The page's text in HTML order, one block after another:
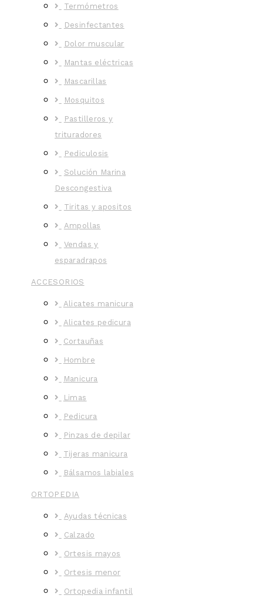
Termómetros
Desinfectantes
Dolor muscular
Mantas eléctricas
Mascarillas
Mosquitos
Pastilleros y
trituradores
Pediculosis
Solución Marina
Descongestiva
Tiritas y apositos
Ampollas
Vendas y
esparadrapos
ACCESORIOS
Alicates manicura
Alicates pedicura
Cortauñas
Hombre
Manicura
Limas
Pedicura
Pinzas de depilar
Tijeras manicura
Bálsamos labiales
ORTOPEDIA
Ayudas técnicas
Calzado
Ortesis mayos
Ortesis menor
Ortopedia infantil